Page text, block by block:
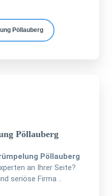
Pöllauberg
Pöllauberg
Pöllauberg
an Ihrer Seite?
seriöse Firma ..